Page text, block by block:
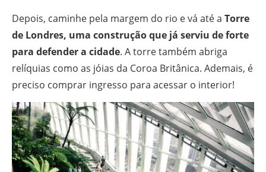
Depois, caminhe pela margem do rio e vá até a Torre
de Londres, uma construção que já serviu de forte
para defender a cidade. A torre também abriga
relíquias como as jóias da Coroa Britânica. Ademais, é
preciso comprar ingresso para acessar o interior!